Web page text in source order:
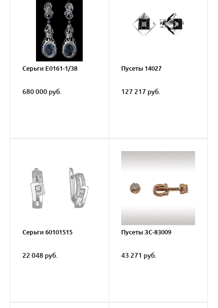
Серьги Е0161-1/38
680 000 руб.
Пусеты 14027
127 217 руб.
Серьги 60101515
22 048 руб.
Пусеты ЗС-83009
43 271 руб.